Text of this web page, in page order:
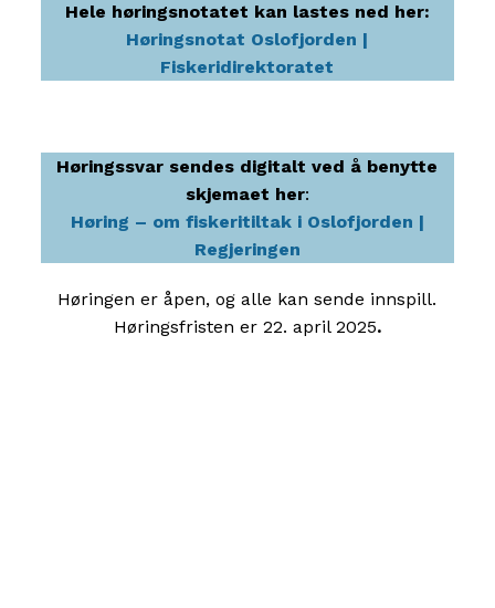
Nærings- og fiskeridepartementet
[Navn] støtter helhjertet de foreslåtte
fiskerireguleringene i Oslofjorden. Det er kritisk
nødvendig å innføre nullfiskeområder og
strenge reguleringer av fisket for å redde
bestander av torsk og andre torskefisk.
Hele høringsnotatet kan lastes ned her:
Høringsnotat Oslofjorden |
Fiskeridirektoratet
Høringssvar sendes digitalt ved å benytte
skjemaet her:
Høring – om fiskeritiltak i Oslofjorden |
Regjeringen
Høringen er åpen, og alle kan sende innspill.
Høringsfristen er 22. april 2025.